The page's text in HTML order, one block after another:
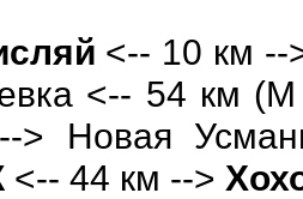
<-- 10 км --
<-- 54 км
> Новая
<-- 44 км -->